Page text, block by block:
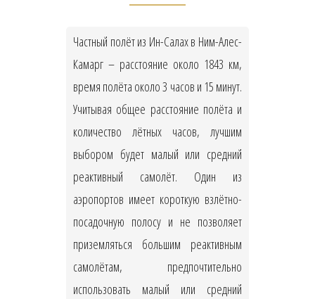
Частный полёт из Ин-Салах в Ним-Алес-
Камарг – расстояние около 1843 км,
время полёта около 3 часов и 15 минут.
Учитывая общее расстояние полёта и
количество лётных часов, лучшим
выбором будет малый или средний
реактивный самолёт. Один из
аэропортов имеет короткую взлётно-
посадочную полосу и не позволяет
приземляться большим реактивным
самолётам, предпочтительно
использовать малый или средний